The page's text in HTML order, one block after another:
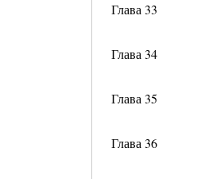
Глава 33
Глава 34
Глава 35
Глава 36